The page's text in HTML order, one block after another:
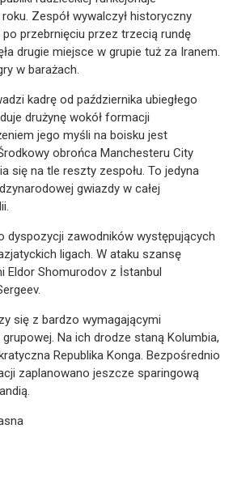
Zespół wywalczył historyczny
przebrnięciu przez trzecią rundę
drugie miejsce w grupie tuż za Iranem.
w barażach.
kadrę od października ubiegłego
drużynę wokół formacji
jego myśli na boisku jest
obrońca Manchesteru City
się na tle reszty zespołu. To jedyna
gwiazdy w całej
dyspozycji zawodników występujących
ligach. W ataku szansę
Eldor Shomurodov z İstanbul
się z bardzo wymagającymi
Na ich drodze staną Kolumbia,
Republika Konga. Bezpośrednio
zaplanowano jeszcze sparingową